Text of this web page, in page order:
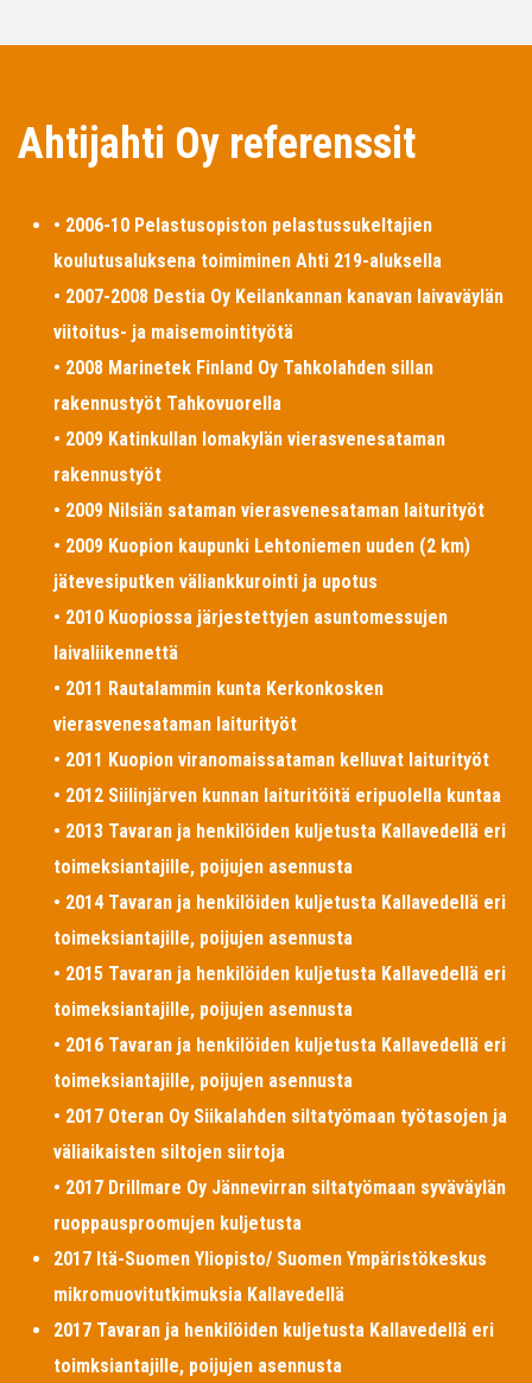
Ahtijahti Oy referenssit
• 2006-10 Pelastusopiston pelastussukeltajien
koulutusaluksena toimiminen Ahti 219-aluksella
• 2007-2008 Destia Oy Keilankannan kanavan laivaväylän
viitoitus- ja maisemointityötä
• 2008 Marinetek Finland Oy Tahkolahden sillan
rakennustyöt Tahkovuorella
• 2009 Katinkullan lomakylän vierasvenesataman
rakennustyöt
• 2009 Nilsiän sataman vierasvenesataman laiturityöt
• 2009 Kuopion kaupunki Lehtoniemen uuden (2 km)
jätevesiputken väliankkurointi ja upotus
• 2010 Kuopiossa järjestettyjen asuntomessujen
laivaliikennettä
• 2011 Rautalammin kunta Kerkonkosken
vierasvenesataman laiturityöt
• 2011 Kuopion viranomaissataman kelluvat laiturityöt
• 2012 Siilinjärven kunnan laituritöitä eripuolella kuntaa
• 2013 Tavaran ja henkilöiden kuljetusta Kallavedellä eri
toimeksiantajille, poijujen asennusta
• 2014 Tavaran ja henkilöiden kuljetusta Kallavedellä eri
toimeksiantajille, poijujen asennusta
• 2015 Tavaran ja henkilöiden kuljetusta Kallavedellä eri
toimeksiantajille, poijujen asennusta
• 2016 Tavaran ja henkilöiden kuljetusta Kallavedellä eri
toimeksiantajille, poijujen asennusta
• 2017 Oteran Oy Siikalahden siltatyömaan työtasojen ja
väliaikaisten siltojen siirtoja
• 2017 Drillmare Oy Jännevirran siltatyömaan syväväylän
ruoppausproomujen kuljetusta
2017 Itä-Suomen Yliopisto/ Suomen Ympäristökeskus
mikromuovitutkimuksia Kallavedellä
2017 Tavaran ja henkilöiden kuljetusta Kallavedellä eri
toimksiantajille, poijujen asennusta